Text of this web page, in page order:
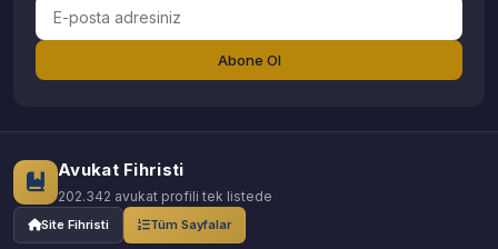
Abone Ol
Avukat Fihristi
202.342 avukat profili tek listede
Site Fihristi Tüm Sayfalar